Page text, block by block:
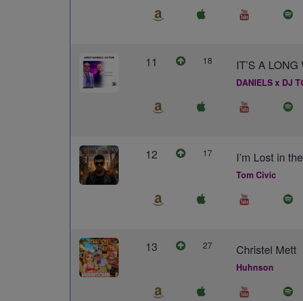
11 18 IT’S A
DANIELS x DJ
12 17 I’m Lost in
Tom Civic
13 27 Christel Mett
Huhnson